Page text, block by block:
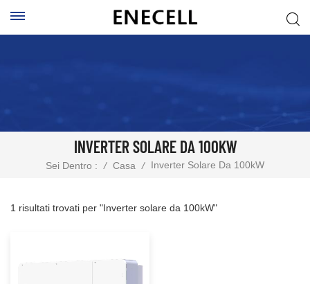
INVERTER SOLARE DA 100KW
Sei Dentro : / Casa / Inverter Solare Da 100kW
1 risultati trovati per "Inverter solare da 100kW"